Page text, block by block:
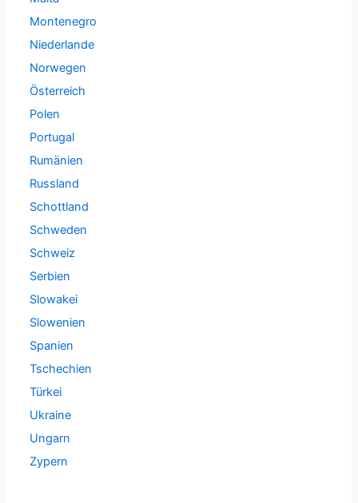
Montenegro
Niederlande
Norwegen
Österreich
Polen
Portugal
Rumänien
Russland
Schottland
Schweden
Schweiz
Serbien
Slowakei
Slowenien
Spanien
Tschechien
Türkei
Ukraine
Ungarn
Zypern